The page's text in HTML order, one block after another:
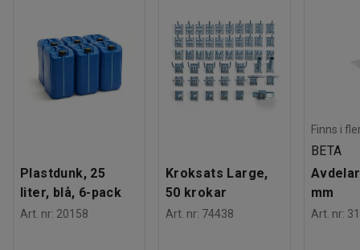
Plastdunk, 25
liter, blå, 6-pack
Art. nr: 20158
Kroksats Large,
50 krokar
Art. nr: 74438
Finns i
BETA
mm
Art. nr: